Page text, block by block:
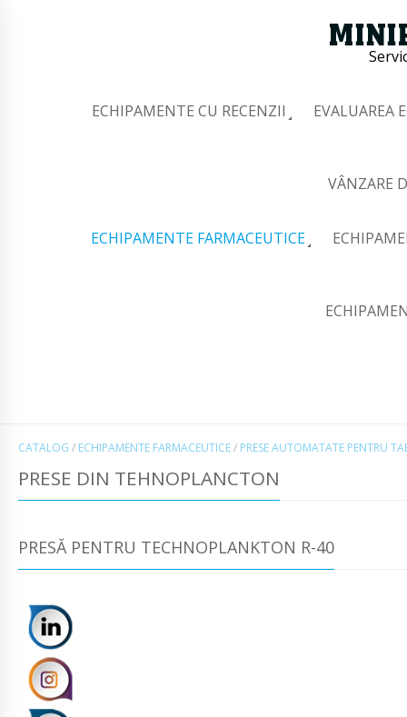
ECHIPAMENTE CU RECENZII EVALUAREA
VÂNZARE
ECHIPAMENTE FARMACEUTICE
CATALOG / ECHIPAMENTE FARMACEUTICE/ PRESE AUTOMATATE PENTRU
PRESE DIN TEHNOPLANCTON
PRESĂ PENTRU TECHNOPLANKTON R-40